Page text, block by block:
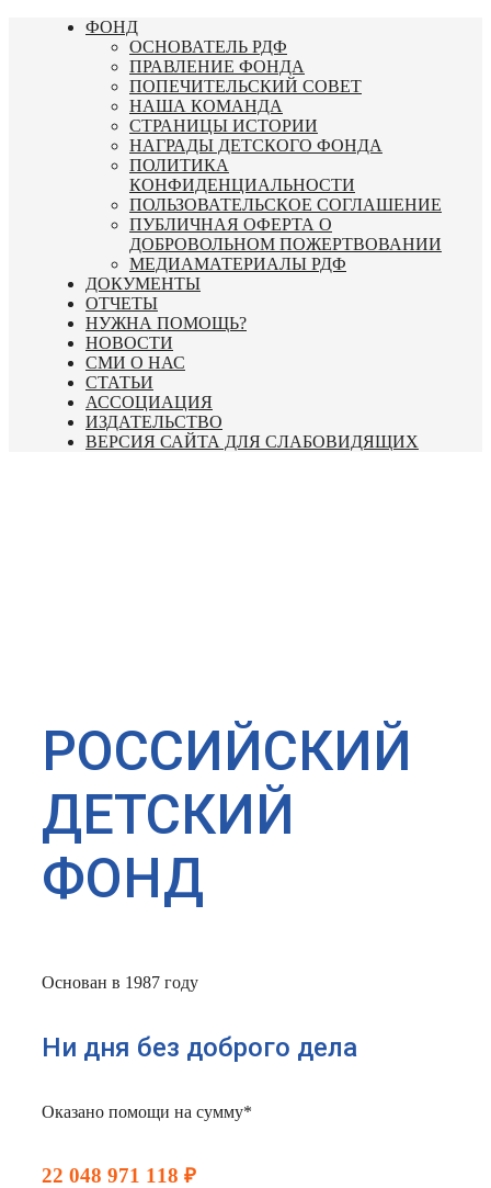
Перейти
ФОНД
ОСНОВАТЕЛЬ РДФ
ПРАВЛЕНИЕ ФОНДА
ПОПЕЧИТЕЛЬСКИЙ СОВЕТ
НАША КОМАНДА
СТРАНИЦЫ ИСТОРИИ
НАГРАДЫ ДЕТСКОГО ФОНДА
ПОЛИТИКА
КОНФИДЕНЦИАЛЬНОСТИ
ПОЛЬЗОВАТЕЛЬСКОЕ СОГЛАШЕНИЕ
ПУБЛИЧНАЯ ОФЕРТА О
ДОБРОВОЛЬНОМ ПОЖЕРТВОВАНИИ
МЕДИАМАТЕРИАЛЫ РДФ
ДОКУМЕНТЫ
ОТЧЕТЫ
НУЖНА ПОМОЩЬ?
НОВОСТИ
СМИ О НАС
СТАТЬИ
АССОЦИАЦИЯ
ИЗДАТЕЛЬСТВО
ВЕРСИЯ САЙТА ДЛЯ СЛАБОВИДЯЩИХ
РОССИЙСКИЙ
ДЕТСКИЙ
ФОНД
Основан в 1987 году
Ни дня без доброго дела
Оказано помощи на сумму*
22 048 971 118 ₽